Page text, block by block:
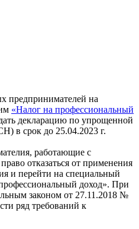
предпринимателей на
«Налог на профессиональный
декларацию по упрощенной
в срок до 25.04.2023 г.
работающие с
отказаться от применения
и перейти на специальный
доход». При
законом от 27.11.2018 №
ряд требований к